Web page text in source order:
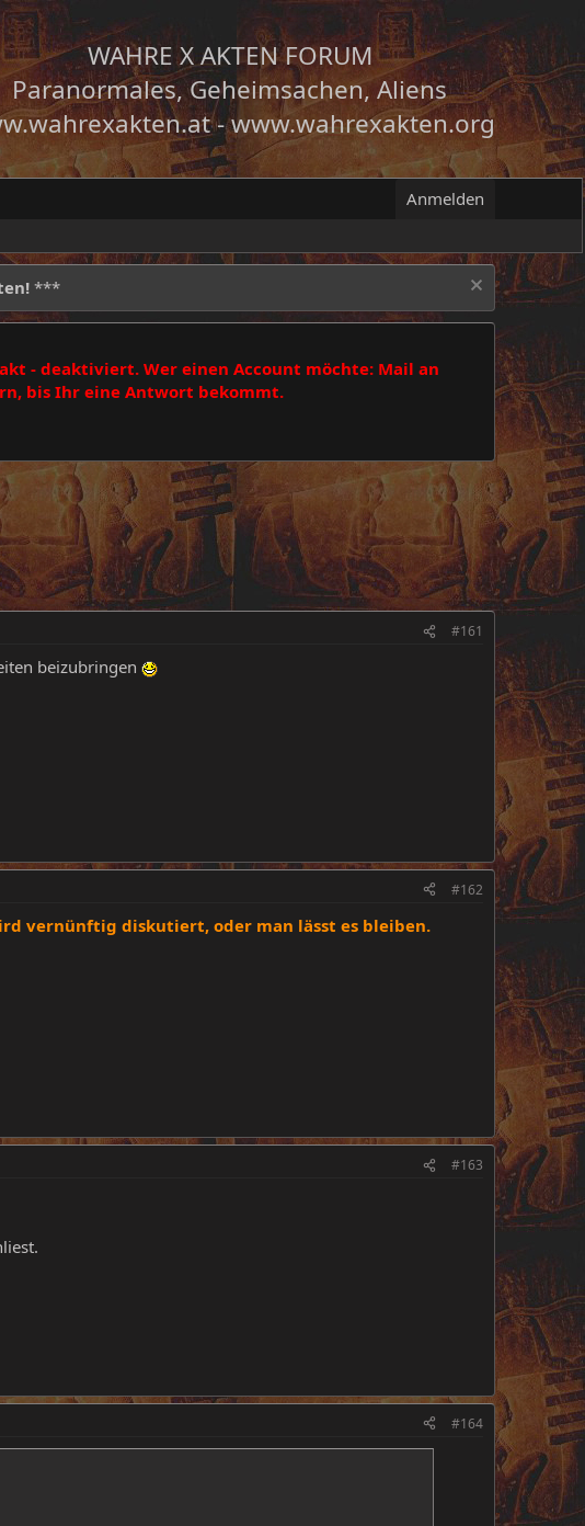
WAHRE X AKTEN FORUM
Paranormales, Geheimsachen, Aliens
-www.wahrexakten.org
Anmelden
***
- deaktiviert. Wer einen Account möchte: Mail an
bis Ihr eine Antwort bekommt.
#161
beizubringen
#162
vernünftig diskutiert, oder man lässt es bleiben.
#163
#164